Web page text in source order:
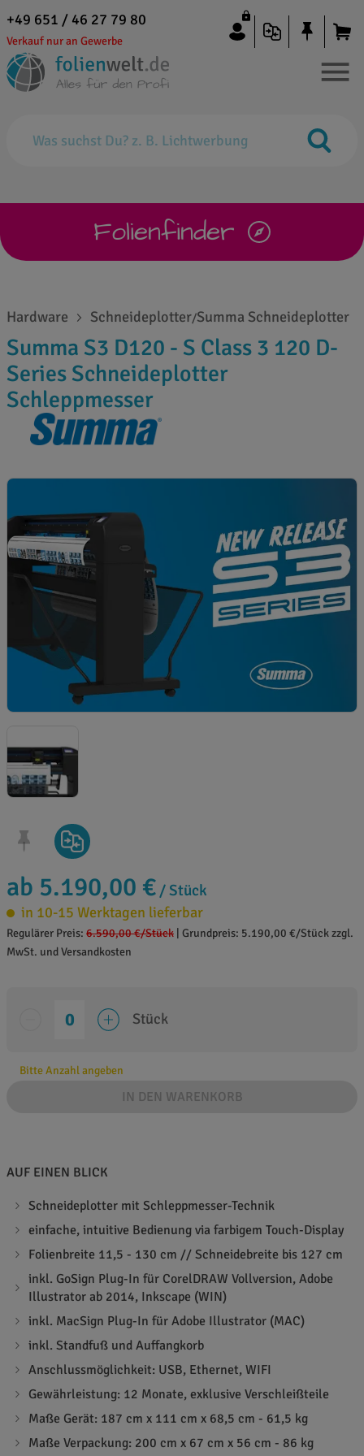
+49 651 / 46 27 79 80
Verkauf nur an Gewerbe
Folienfinder
Hardware Schneideplotter/Summa Schneideplotter
Summa S3 D120 - S Class 3 120 D-
Series Schneideplotter
Schleppmesser
ab 5.190,00 € / Stück
in 10-15 Werktagen lieferbar
Regulärer Preis: 6.590,00 €/Stück Grundpreis: 5.190,00 €/Stück zzgl.
MwSt. und Versandkosten
Stück
Bitte Anzahl angeben
IN DEN WARENKORB
AUF EINEN BLICK
Schneideplotter mit Schleppmesser-Technik
einfache, intuitive Bedienung via farbigem Touch-Display
Folienbreite 11,5 - 130 cm // Schneidebreite bis 127 cm
inkl. GoSign Plug-In für CorelDRAW Vollversion, Adobe
Illustrator ab 2014, Inkscape (WIN)
inkl. MacSign Plug-In für Adobe Illustrator (MAC)
inkl. Standfuß und Auffangkorb
Anschlussmöglichkeit: USB, Ethernet, WIFI
Gewährleistung: 12 Monate, exklusive Verschleißteile
Maße Gerät: 187 cm x 111 cm x 68,5 cm - 61,5 kg
Maße Verpackung: 200 cm x 67 cm x 56 cm - 86 kg